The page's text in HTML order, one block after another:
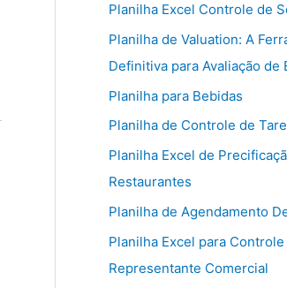
Planilha Excel Controle de
Planilha de Valuation: A
Definitiva para Avaliação de
Planilha para Bebidas
Planilha de Controle de
Planilha Excel de
Restaurantes
Planilha de Agendamento
Planilha Excel para Controle
Representante Comercial